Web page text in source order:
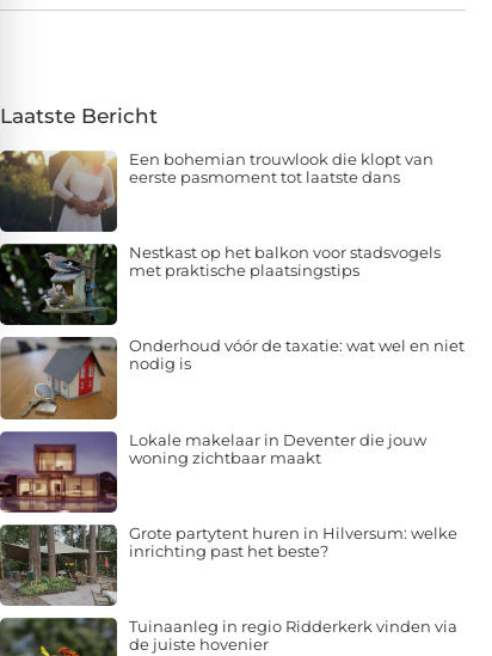
Laatste Bericht
Een bohemian trouwlook die klopt van
eerste pasmoment tot laatste dans
Nestkast op het balkon voor stadsvogels
met praktische plaatsingstips
Onderhoud vóór de taxatie: wat wel en niet
nodig is
Lokale makelaar in Deventer die jouw
woning zichtbaar maakt
Grote partytent huren in Hilversum: welke
inrichting past het beste?
Tuinaanleg in regio Ridderkerk vinden via
de juiste hovenier